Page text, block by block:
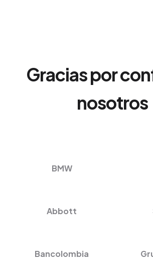
Gracias por
nosotros
BMW
Abbott
Bancolombia